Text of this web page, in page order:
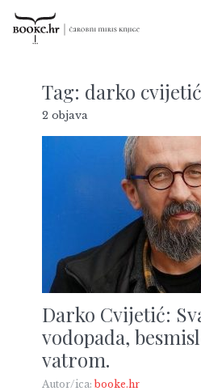
Tag: darko cvijetić
2 objava
Darko Cvijetić:
vodopada,
vatrom.
Autor/ica: booke.hr